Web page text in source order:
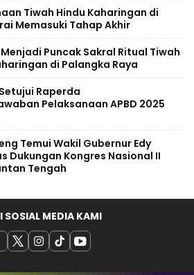
Tiwah Hindu Kaharingan di
Memasuki Tahap Akhir
Puncak Sakral Ritual Tiwah
di Palangka Raya
Raperda
Pelaksanaan APBD 2025
Temui Wakil Gubernur Edy
Dukungan Kongres Nasional II
Tengah
SOSIAL MEDIA KAMI